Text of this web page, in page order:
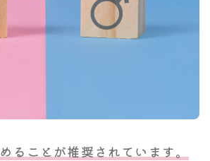
ることが推奨されています。